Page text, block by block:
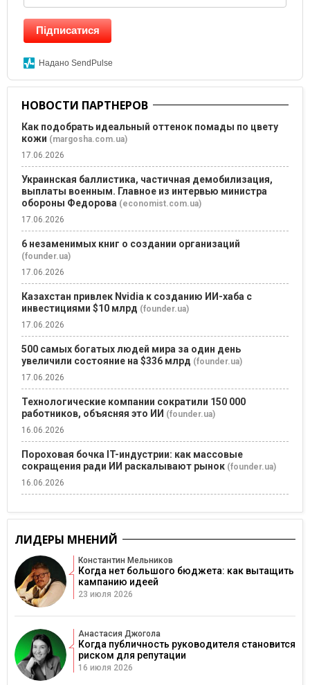
Підписатися
Надано SendPulse
НОВОСТИ ПАРТНЕРОВ
Как подобрать идеальный оттенок помады по цвету
кожи (margosha.com.ua)
17.06.2026
Украинская баллистика, частичная демобилизация,
выплаты военным. Главное из интервью министра
обороны Федорова (economist.com.ua)
17.06.2026
6 незаменимых книг о создании организаций
(founder.ua)
17.06.2026
Казахстан привлек Nvidia к созданию ИИ-хаба с
инвестициями $10 млрд (founder.ua)
17.06.2026
500 самых богатых людей мира за один день
увеличили состояние на $336 млрд (founder.ua)
17.06.2026
Технологические компании сократили 150 000
работников, объясняя это ИИ (founder.ua)
16.06.2026
Пороховая бочка IT-индустрии: как массовые
сокращения ради ИИ раскалывают рынок (founder.ua)
16.06.2026
ЛИДЕРЫ МНЕНИЙ
Константин Мельников
Когда нет большого бюджета: как вытащить
кампанию идеей
23 июля 2026
Анастасия Джогола
Когда публичность руководителя становится
риском для репутации
16 июля 2026